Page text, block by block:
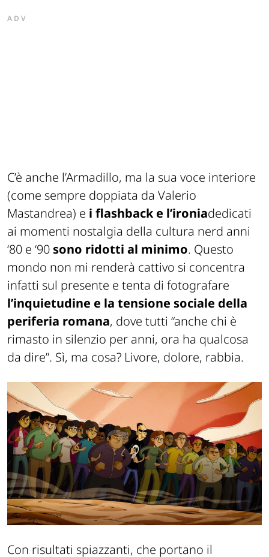
ADV
C’è anche l’Armadillo, ma la sua voce interiore
(come sempre doppiata da Valerio
Mastandrea) e i flashback e l’ironiadedicati
ai momenti nostalgia della cultura nerd anni
‘80 e ‘90 sono ridotti al minimo. Questo
mondo non mi renderà cattivo si concentra
infatti sul presente e tenta di fotografare
l’inquietudine e la tensione sociale della
periferia romana, dove tutti “anche chi è
rimasto in silenzio per anni, ora ha qualcosa
da dire”. Sì, ma cosa? Livore, dolore, rabbia.
Con risultati spiazzanti, che portano il